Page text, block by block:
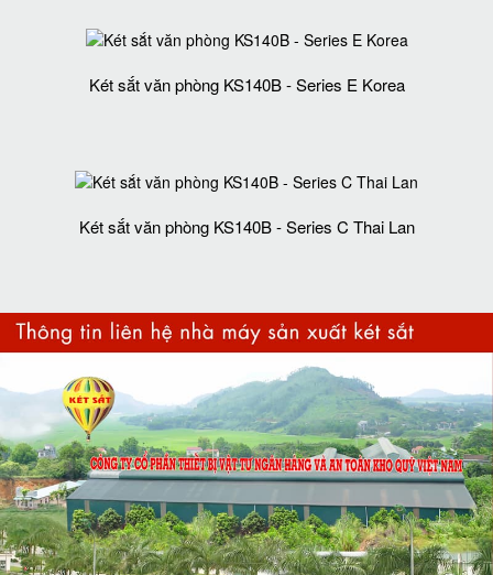
Két sắt văn phòng KS140B - Series E Korea
Két sắt văn phòng KS140B - Series C Thai Lan